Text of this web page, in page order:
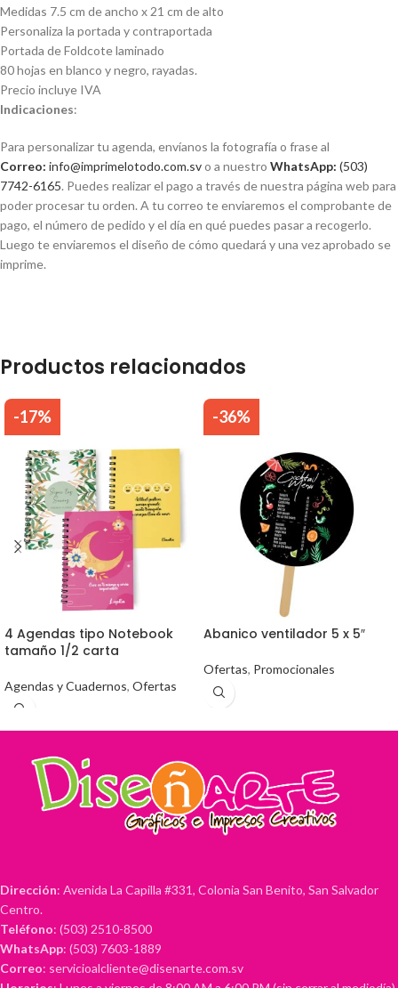
Medidas 7.5 cm de ancho x 21 cm de alto
Personaliza la portada y contraportada
Portada de Foldcote laminado
80 hojas en blanco y negro, rayadas.
Precio incluye IVA
Indicaciones:
Para personalizar tu agenda, envíanos la fotografía o frase al
Correo: info@imprimelotodo.com.svo a nuestro WhatsApp: (503)
7742-6165. Puedes realizar el pago a través de nuestra página web para
poder procesar tu orden. A tu correo te enviaremos el comprobante de
pago, el número de pedido y el día en qué puedes pasar a recogerlo.
Luego te enviaremos el diseño de cómo quedará y una vez aprobado se
imprime.
Productos relacionados
-17%
4 Agendas tipo Notebook
tamaño 1/2 carta
Agendas y Cuadernos, Ofertas
-36%
Abanico ventilador 5 x 5″
Ofertas, Promocionales
Dirección: Avenida La Capilla #331, Colonia San Benito, San Salvador
Centro.
Teléfono: (503) 2510-8500
WhatsApp: (503) 7603-1889
Correo: servicioalcliente@disenarte.com.sv